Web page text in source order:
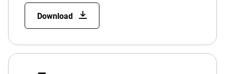
Download